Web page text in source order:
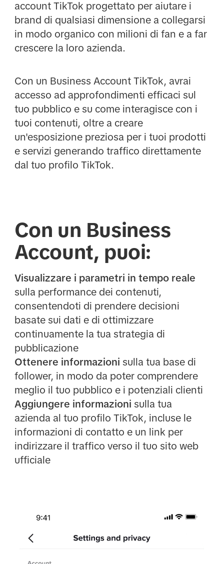
account TikTok progettato per aiutare i
brand di qualsiasi dimensione a collegarsi
in modo organico con milioni di fan e a far
crescere la loro azienda.
Con un Business Account TikTok, avrai
accesso ad approfondimenti efficaci sul
tuo pubblico e su come interagisce con i
tuoi contenuti, oltre a creare
un'esposizione preziosa per i tuoi prodotti
e servizi generando traffico direttamente
dal tuo profilo TikTok.
Con un Business
Account, puoi:
Visualizzare i parametri in tempo reale
sulla performance dei contenuti,
consentendoti di prendere decisioni
basate sui dati e di ottimizzare
continuamente la tua strategia di
pubblicazione
Ottenere informazioni sulla tua base di
follower, in modo da poter comprendere
meglio il tuo pubblico e i potenziali clienti
Aggiungere informazioni sulla tua
azienda al tuo profilo TikTok, incluse le
informazioni di contatto e un link per
indirizzare il traffico verso il tuo sito web
ufficiale